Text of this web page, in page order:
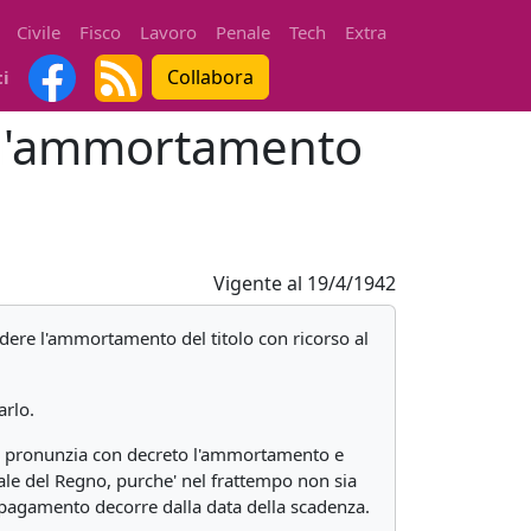
Civile Fisco Lavoro Penale Tech
Extra
Collabora
Vigente al 19/4/1942
l'ammortamento del titolo con ricorso al
con decreto l'ammortamento e
del Regno, purche' nel frattempo non sia
decorre dalla data della scadenza.